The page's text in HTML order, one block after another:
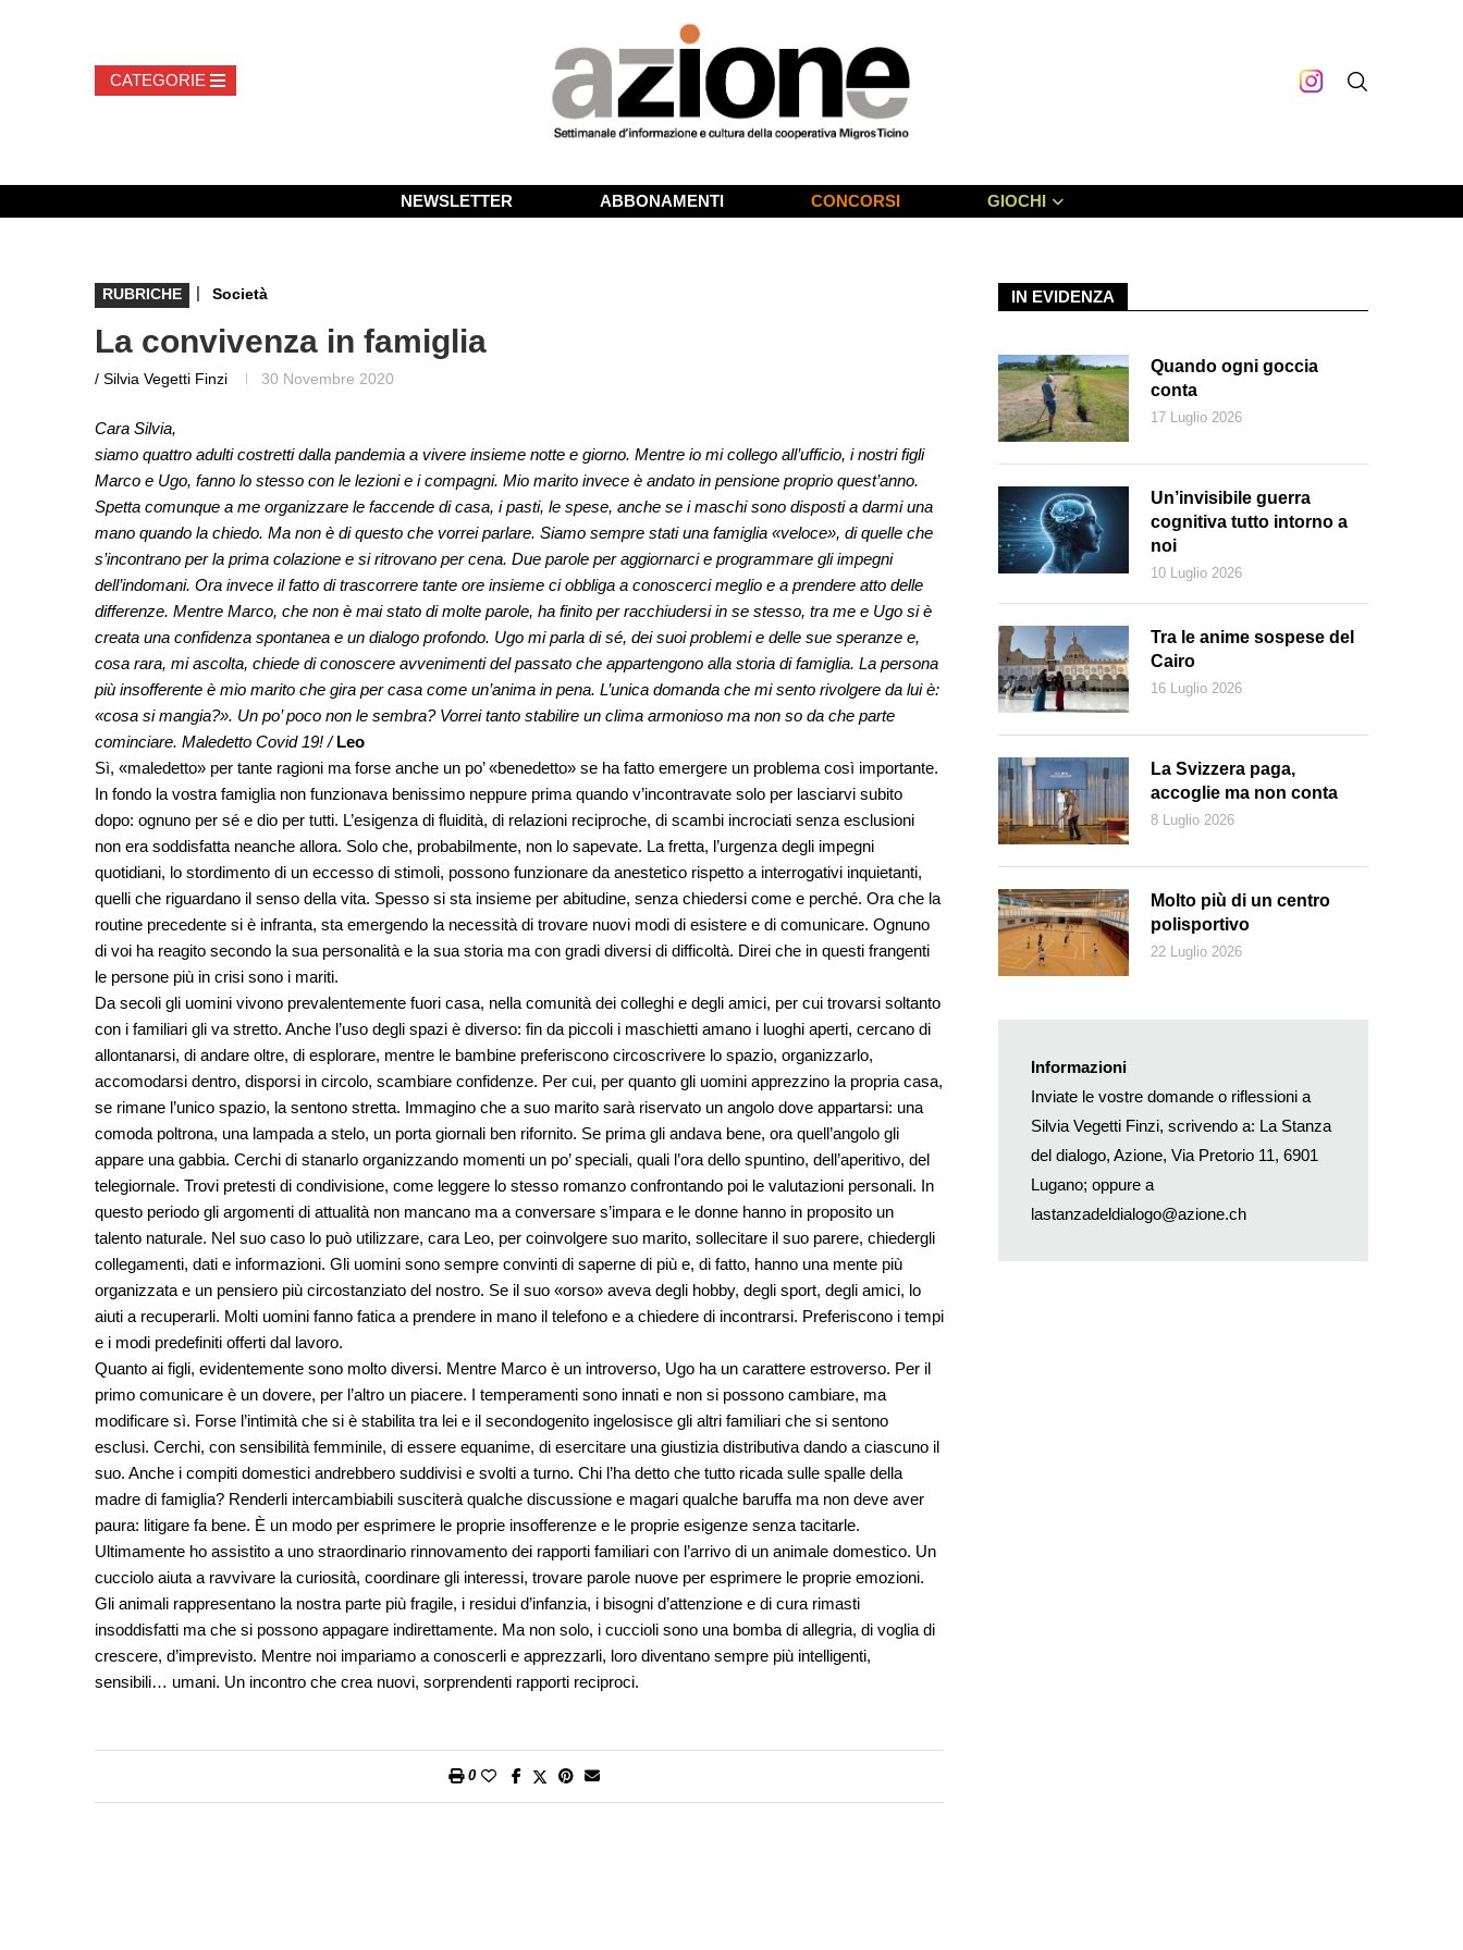
NEWSLETTER ABBONAMENTI CONCORSI GIOCHI
RUBRICHE | Società
La convivenza in famiglia
/ Silvia Vegetti Finzi 30 Novembre 2020
Cara Silvia,
siamo quattro adulti costretti dalla pandemia a vivere insieme notte e giorno. Mentre io mi collego all’ufficio, i nostri figli
Marco e Ugo, fanno lo stesso con le lezioni e i compagni. Mio marito invece è andato in pensione proprio quest’anno.
Spetta comunque a me organizzare le faccende di casa, i pasti, le spese, anche se i maschi sono disposti a darmi una
mano quando la chiedo. Ma non è di questo che vorrei parlare. Siamo sempre stati una famiglia «veloce», di quelle che
s’incontrano per la prima colazione e si ritrovano per cena. Due parole per aggiornarci e programmare gli impegni
dell’indomani. Ora invece il fatto di trascorrere tante ore insieme ci obbliga a conoscerci meglio e a prendere atto delle
differenze. Mentre Marco, che non è mai stato di molte parole, ha finito per racchiudersi in se stesso, tra me e Ugo si è
creata una confidenza spontanea e un dialogo profondo. Ugo mi parla di sé, dei suoi problemi e delle sue speranze e,
cosa rara, mi ascolta, chiede di conoscere avvenimenti del passato che appartengono alla storia di famiglia. La persona
più insofferente è mio marito che gira per casa come un’anima in pena. L’unica domanda che mi sento rivolgere da lui è:
«cosa si mangia?». Un po’ poco non le sembra? Vorrei tanto stabilire un clima armonioso ma non so da che parte
cominciare. Maledetto Covid 19! / Leo
Sì, «maledetto» per tante ragioni ma forse anche un po’ «benedetto» se ha fatto emergere un problema così importante.
In fondo la vostra famiglia non funzionava benissimo neppure prima quando v’incontravate solo per lasciarvi subito
dopo: ognuno per sé e dio per tutti. L’esigenza di fluidità, di relazioni reciproche, di scambi incrociati senza esclusioni
non era soddisfatta neanche allora. Solo che, probabilmente, non lo sapevate. La fretta, l’urgenza degli impegni
quotidiani, lo stordimento di un eccesso di stimoli, possono funzionare da anestetico rispetto a interrogativi inquietanti,
quelli che riguardano il senso della vita. Spesso si sta insieme per abitudine, senza chiedersi come e perché. Ora che la
routine precedente si è infranta, sta emergendo la necessità di trovare nuovi modi di esistere e di comunicare. Ognuno
di voi ha reagito secondo la sua personalità e la sua storia ma con gradi diversi di difficoltà. Direi che in questi frangenti
le persone più in crisi sono i mariti.
Da secoli gli uomini vivono prevalentemente fuori casa, nella comunità dei colleghi e degli amici, per cui trovarsi soltanto
con i familiari gli va stretto. Anche l’uso degli spazi è diverso: fin da piccoli i maschietti amano i luoghi aperti, cercano di
allontanarsi, di andare oltre, di esplorare, mentre le bambine preferiscono circoscrivere lo spazio, organizzarlo,
accomodarsi dentro, disporsi in circolo, scambiare confidenze. Per cui, per quanto gli uomini apprezzino la propria casa,
se rimane l’unico spazio, la sentono stretta. Immagino che a suo marito sarà riservato un angolo dove appartarsi: una
comoda poltrona, una lampada a stelo, un porta giornali ben rifornito. Se prima gli andava bene, ora quell’angolo gli
appare una gabbia. Cerchi di stanarlo organizzando momenti un po’ speciali, quali l’ora dello spuntino, dell’aperitivo, del
telegiornale. Trovi pretesti di condivisione, come leggere lo stesso romanzo confrontando poi le valutazioni personali. In
questo periodo gli argomenti di attualità non mancano ma a conversare s’impara e le donne hanno in proposito un
talento naturale. Nel suo caso lo può utilizzare, cara Leo, per coinvolgere suo marito, sollecitare il suo parere, chiedergli
collegamenti, dati e informazioni. Gli uomini sono sempre convinti di saperne di più e, di fatto, hanno una mente più
organizzata e un pensiero più circostanziato del nostro. Se il suo «orso» aveva degli hobby, degli sport, degli amici, lo
aiuti a recuperarli. Molti uomini fanno fatica a prendere in mano il telefono e a chiedere di incontrarsi. Preferiscono i tempi
e i modi predefiniti offerti dal lavoro.
Quanto ai figli, evidentemente sono molto diversi. Mentre Marco è un introverso, Ugo ha un carattere estroverso. Per il
primo comunicare è un dovere, per l’altro un piacere. I temperamenti sono innati e non si possono cambiare, ma
modificare sì. Forse l’intimità che si è stabilita tra lei e il secondogenito ingelosisce gli altri familiari che si sentono
esclusi. Cerchi, con sensibilità femminile, di essere equanime, di esercitare una giustizia distributiva dando a ciascuno il
suo. Anche i compiti domestici andrebbero suddivisi e svolti a turno. Chi l’ha detto che tutto ricada sulle spalle della
madre di famiglia? Renderli intercambiabili susciterà qualche discussione e magari qualche baruffa ma non deve aver
paura: litigare fa bene. È un modo per esprimere le proprie insofferenze e le proprie esigenze senza tacitarle.
Ultimamente ho assistito a uno straordinario rinnovamento dei rapporti familiari con l’arrivo di un animale domestico. Un
cucciolo aiuta a ravvivare la curiosità, coordinare gli interessi, trovare parole nuove per esprimere le proprie emozioni.
Gli animali rappresentano la nostra parte più fragile, i residui d’infanzia, i bisogni d’attenzione e di cura rimasti
insoddisfatti ma che si possono appagare indirettamente. Ma non solo, i cuccioli sono una bomba di allegria, di voglia di
crescere, d’imprevisto. Mentre noi impariamo a conoscerli e apprezzarli, loro diventano sempre più intelligenti,
sensibili… umani. Un incontro che crea nuovi, sorprendenti rapporti reciproci.
0
IN EVIDENZA
Quando ogni goccia
conta
17 Luglio 2026
Un’invisibile guerra
cognitiva tutto intorno a
noi
10 Luglio 2026
Tra le anime sospese del
Cairo
16 Luglio 2026
La Svizzera paga,
accoglie ma non conta
8 Luglio 2026
Molto più di un centro
polisportivo
22 Luglio 2026
Informazioni
Inviate le vostre domande o riflessioni a
Silvia Vegetti Finzi, scrivendo a: La Stanza
del dialogo, Azione, Via Pretorio 11, 6901
Lugano; oppure a
lastanzadeldialogo@azione.ch